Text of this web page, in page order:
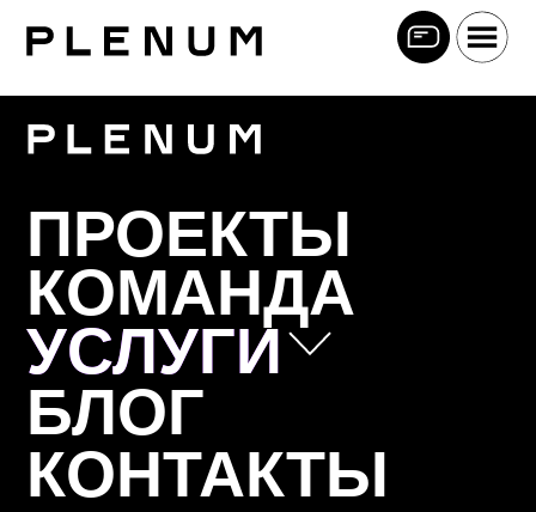
ПРОЕКТЫ
КОМАНДА
УСЛУГИ
УСЛУГИ
БЛОГ
КОНТАКТЫ
Позиционирование
Коммуникационная стратегия